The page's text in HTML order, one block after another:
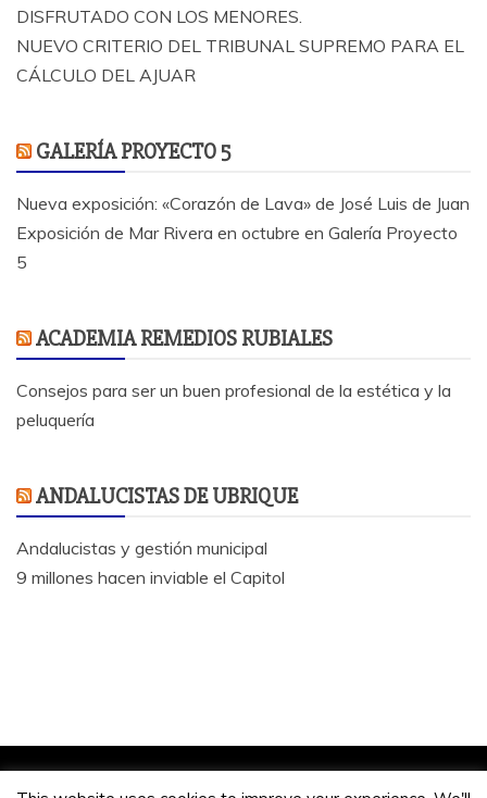
DISFRUTADO CON LOS MENORES.
NUEVO CRITERIO DEL TRIBUNAL SUPREMO PARA EL
CÁLCULO DEL AJUAR
GALERÍA PROYECTO 5
Nueva exposición: «Corazón de Lava» de José Luis de Juan
Exposición de Mar Rivera en octubre en Galería Proyecto
5
ACADEMIA REMEDIOS RUBIALES
Consejos para ser un buen profesional de la estética y la
peluquería
ANDALUCISTAS DE UBRIQUE
Andalucistas y gestión municipal
9 millones hacen inviable el Capitol
Jose Antonio Bautista 2020.